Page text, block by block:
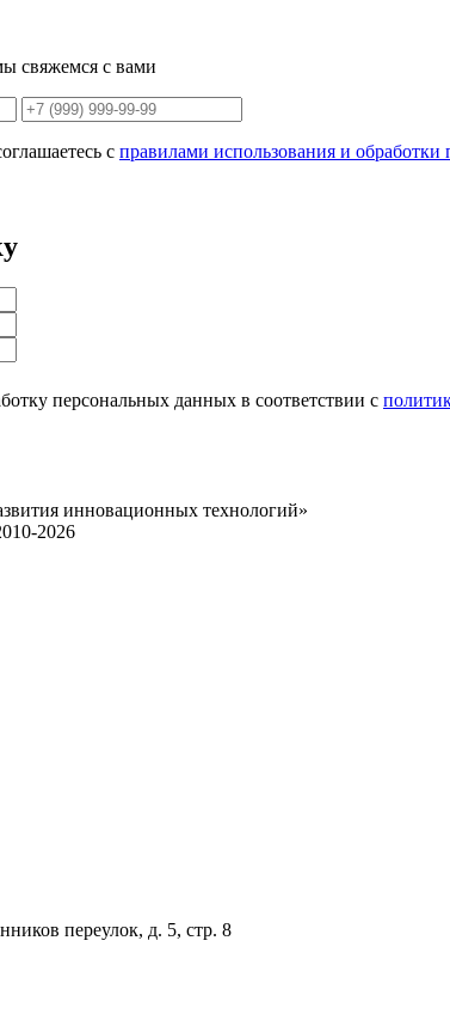
свяжемся с вами
с правилами использования и
персональных данных в соответствии с
инновационных технологий»
2026
переулок, д. 5, стр. 8